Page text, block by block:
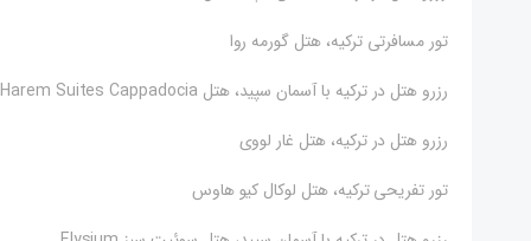
تور مسافرتی ترکیه، هتل گورمه روا
رزرو هتل در ترکیه با آسمان سپید، هتل Harem Suites Cappadocia
رزرو هتل در ترکیه، هتل غار لووی
تور تفریحی ترکیه، هتل لوکال کیو هاوس